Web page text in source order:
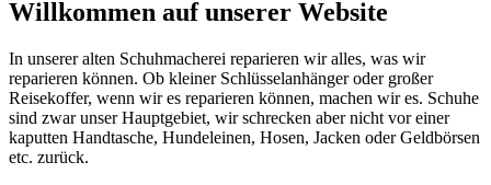
Willkommen auf unserer Website
In unserer alten Schuhmacherei reparieren wir alles, was wir
reparieren können. Ob kleiner Schlüsselanhänger oder großer
Reisekoffer, wenn wir es reparieren können, machen wir es. Schuhe
sind zwar unser Hauptgebiet, wir schrecken aber nicht vor einer
kaputten Handtasche, Hundeleinen, Hosen, Jacken oder Geldbörsen
etc. zurück.